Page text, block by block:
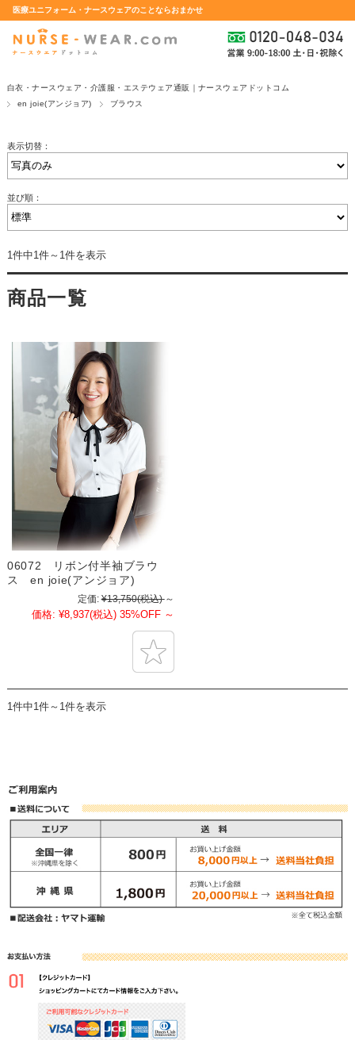
医療ユニフォーム・ナースウェアのことならおまかせ
白衣・ナースウェア・介護服・エステウェア通販｜ナースウェアドットコム
en joie(アンジョア)
ブラウス
表示切替：
並び順：
1件中1件～1件を表示
商品一覧
06072 リボン付半袖ブラウ
ス en joie(アンジョア)
定価: ¥13,750(税込) ～
価格: ¥8,937(税込) 35%OFF ～
1件中1件～1件を表示